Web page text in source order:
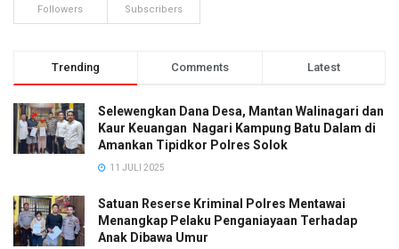
Followers Subscribers
Trending Comments Latest
Selewengkan Dana Desa, Mantan Walinagari dan
Kaur Keuangan Nagari Kampung Batu Dalam di
Amankan Tipidkor Polres Solok
11 JULI 2025
Satuan Reserse Kriminal Polres Mentawai
Menangkap Pelaku Penganiayaan Terhadap
Anak Dibawa Umur